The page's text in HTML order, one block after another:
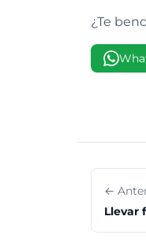
¿Te
←
Llevar